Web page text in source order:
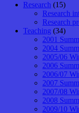
Research (15)
Research
Research
Teaching (34)
2001
2004
2005/06
2006
2006/07
2007
2007/08
2008
2009/10